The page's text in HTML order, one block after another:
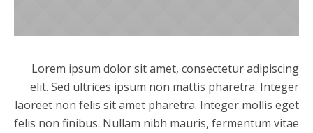
Lorem ipsum dolor sit amet, consectetur adipiscing
elit. Sed ultrices ipsum non mattis pharetra. Integer
laoreet non felis sit amet pharetra. Integer mollis eget
felis non finibus. Nullam nibh mauris, fermentum vitae